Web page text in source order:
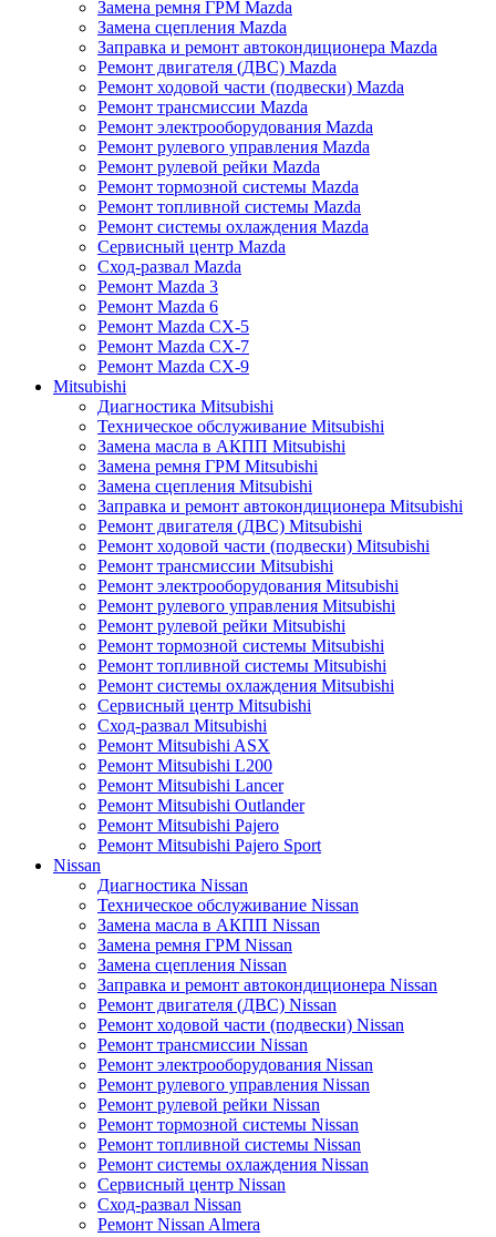
Замена ремня ГРМ Mazda
Замена сцепления Mazda
Заправка и ремонт автокондиционера Mazda
Ремонт двигателя (ДВС) Mazda
Ремонт ходовой части (подвески) Mazda
Ремонт трансмиссии Mazda
Ремонт электрооборудования Mazda
Ремонт рулевого управления Mazda
Ремонт рулевой рейки Mazda
Ремонт тормозной системы Mazda
Ремонт топливной системы Mazda
Ремонт системы охлаждения Mazda
Сервисный центр Mazda
Сход-развал Mazda
Ремонт Mazda 3
Ремонт Mazda 6
Ремонт Mazda CX-5
Ремонт Mazda CX-7
Ремонт Mazda CX-9
Mitsubishi
Диагностика Mitsubishi
Техническое обслуживание Mitsubishi
Замена масла в АКПП Mitsubishi
Замена ремня ГРМ Mitsubishi
Замена сцепления Mitsubishi
Заправка и ремонт автокондиционера Mitsubishi
Ремонт двигателя (ДВС) Mitsubishi
Ремонт ходовой части (подвески) Mitsubishi
Ремонт трансмиссии Mitsubishi
Ремонт электрооборудования Mitsubishi
Ремонт рулевого управления Mitsubishi
Ремонт рулевой рейки Mitsubishi
Ремонт тормозной системы Mitsubishi
Ремонт топливной системы Mitsubishi
Ремонт системы охлаждения Mitsubishi
Сервисный центр Mitsubishi
Сход-развал Mitsubishi
Ремонт Mitsubishi ASX
Ремонт Mitsubishi L200
Ремонт Mitsubishi Lancer
Ремонт Mitsubishi Outlander
Ремонт Mitsubishi Pajero
Ремонт Mitsubishi Pajero Sport
Nissan
Диагностика Nissan
Техническое обслуживание Nissan
Замена масла в АКПП Nissan
Замена ремня ГРМ Nissan
Замена сцепления Nissan
Заправка и ремонт автокондиционера Nissan
Ремонт двигателя (ДВС) Nissan
Ремонт ходовой части (подвески) Nissan
Ремонт трансмиссии Nissan
Ремонт электрооборудования Nissan
Ремонт рулевого управления Nissan
Ремонт рулевой рейки Nissan
Ремонт тормозной системы Nissan
Ремонт топливной системы Nissan
Ремонт системы охлаждения Nissan
Сервисный центр Nissan
Сход-развал Nissan
Ремонт Nissan Almera